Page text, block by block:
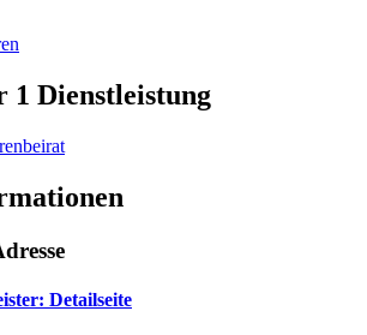
1 Dienstleistung
: Detailseite